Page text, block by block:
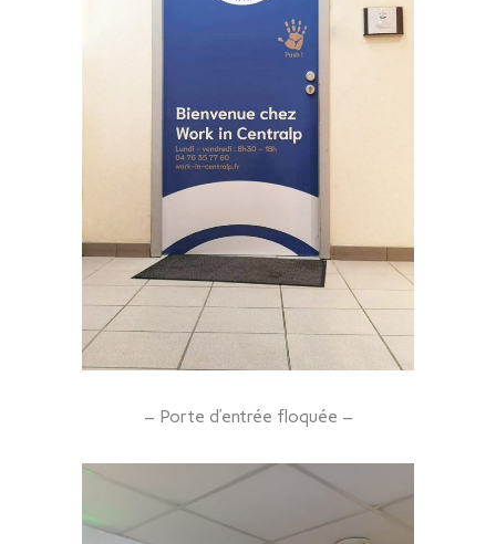
– Porte d’entrée floquée –